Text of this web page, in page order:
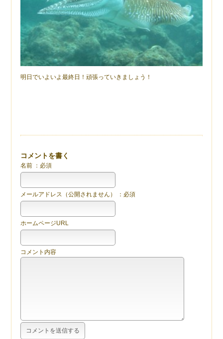
明日でいよいよ最終日！頑張っていきましょう！
コメントを書く
名前 ：必須
メールアドレス（公開されません） ：必須
ホームページURL
コメント内容